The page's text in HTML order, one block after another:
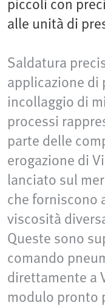
alle unità di
Saldatura
applicazione
incollaggio di
processi
parte delle
erogazione di
lanciato sul
che forniscono
viscosità
Queste sono
comando
direttamente a
modulo pronto